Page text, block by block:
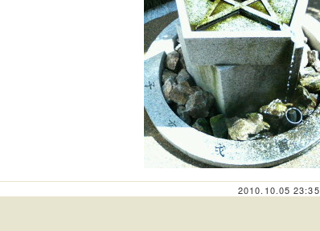
2010.10.05 23:35